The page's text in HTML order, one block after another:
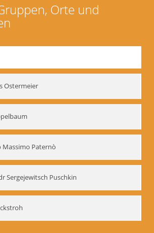
Orte und
Ostermeier
Massimo Paternò
Sergejewitsch Puschkin